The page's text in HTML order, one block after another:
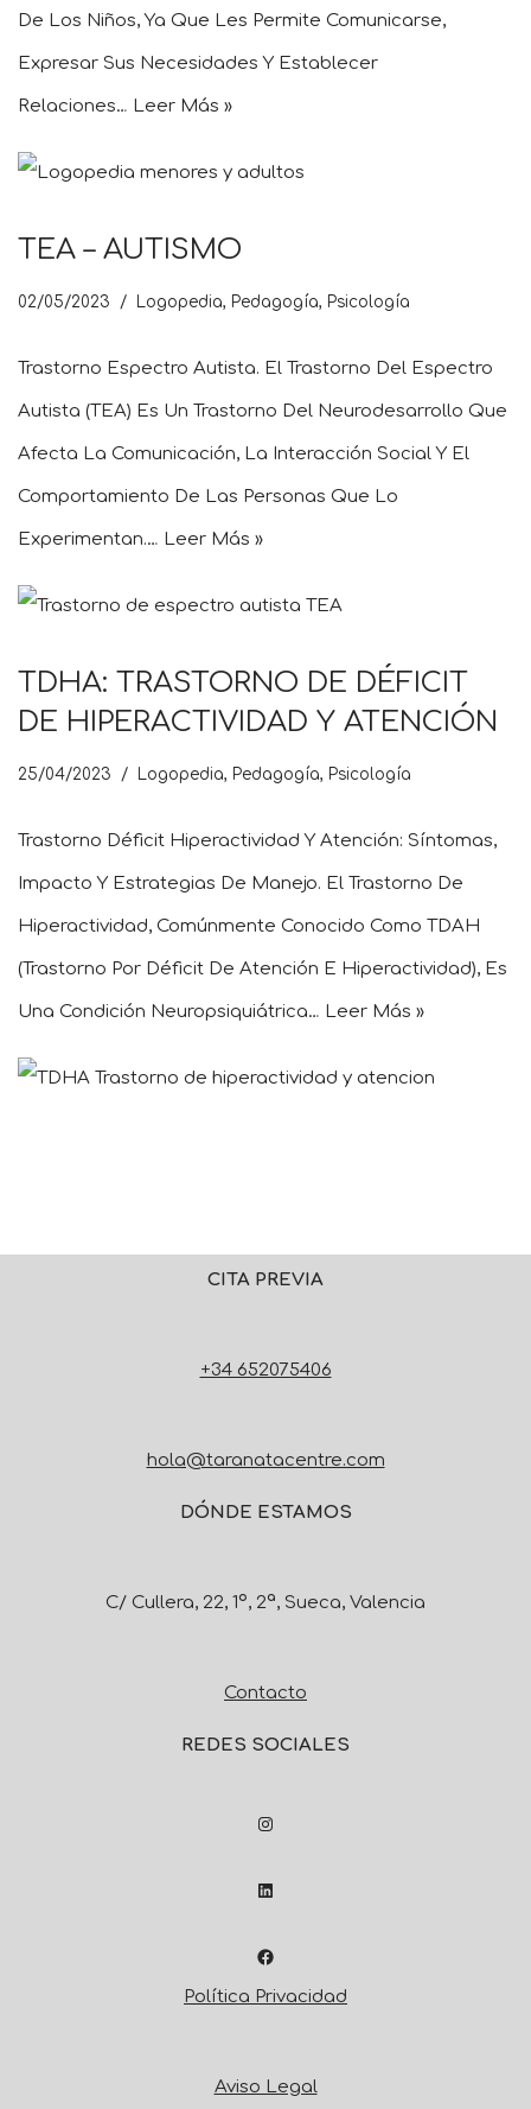
De Los Niños, Ya Que Les Permite Comunicarse,
Expresar Sus Necesidades Y Establecer
Relaciones… Leer Más »
TEA – AUTISMO
02/05/2023 Logopedia, Pedagogía, Psicología
Trastorno Espectro Autista. El Trastorno Del Espectro
Autista (TEA) Es Un Trastorno Del Neurodesarrollo Que
Afecta La Comunicación, La Interacción Social Y El
Comportamiento De Las Personas Que Lo
Experimentan.… Leer Más »
TDHA: TRASTORNO DE DÉFICIT
DE HIPERACTIVIDAD Y ATENCIÓN
25/04/2023 Logopedia, Pedagogía, Psicología
Trastorno Déficit Hiperactividad Y Atención: Síntomas,
Impacto Y Estrategias De Manejo. El Trastorno De
Hiperactividad, Comúnmente Conocido Como TDAH
(Trastorno Por Déficit De Atención E Hiperactividad), Es
Una Condición Neuropsiquiátrica… Leer Más »
CITA PREVIA
+34 652075406
hola@taranatacentre.com
DÓNDE ESTAMOS
C/ Cullera, 22, 1º, 2ª, Sueca, Valencia
Contacto
REDES SOCIALES
Política Privacidad
Aviso Legal